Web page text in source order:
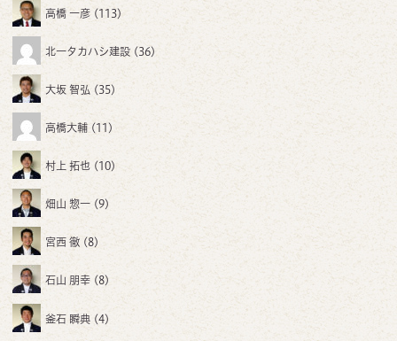
高橋 一彦(113)
北一タカハシ建設(36)
大坂 智弘 (35)
高橋大輔(11)
村上 拓也(10)
畑山 惣一(9)
宮西 徹(8)
石山 朋幸(8)
釜石 瞬典(4)